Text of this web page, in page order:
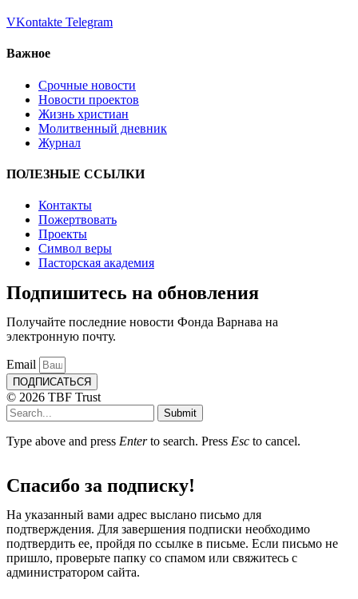
VKontakte Telegram
Важное
Срочные новости
Новости проектов
Жизнь христиан
Молитвенный дневник
Журнал
ПОЛЕЗНЫЕ ССЫЛКИ
Контакты
Пожертвовать
Проекты
Символ веры
Пасторская академия
Подпишитесь на обновления
Получайте последние новости Фонда Варнава на
электронную почту.
Email
ПОДПИСАТЬСЯ
© 2026 TBF Trust
Submit
Type above and press Enterto search. Press Esc to cancel.
Спасибо за подписку!
На указанный вами адрес выслано письмо для
подтверждения. Для завершения подписки необходимо
подтвердить ее, пройдя по ссылке в письме. Если письмо не
пришло, проверьте папку со спамом или свяжитесь с
администратором сайта.